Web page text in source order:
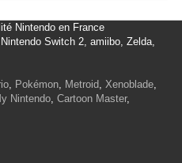
Nintendo en France
Switch 2, amiibo, Zelda,
, Pokémon, Metroid, Xenoblade,
Nintendo, Cartoon Master,